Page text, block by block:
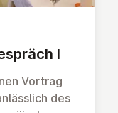
I
Vortrag
des